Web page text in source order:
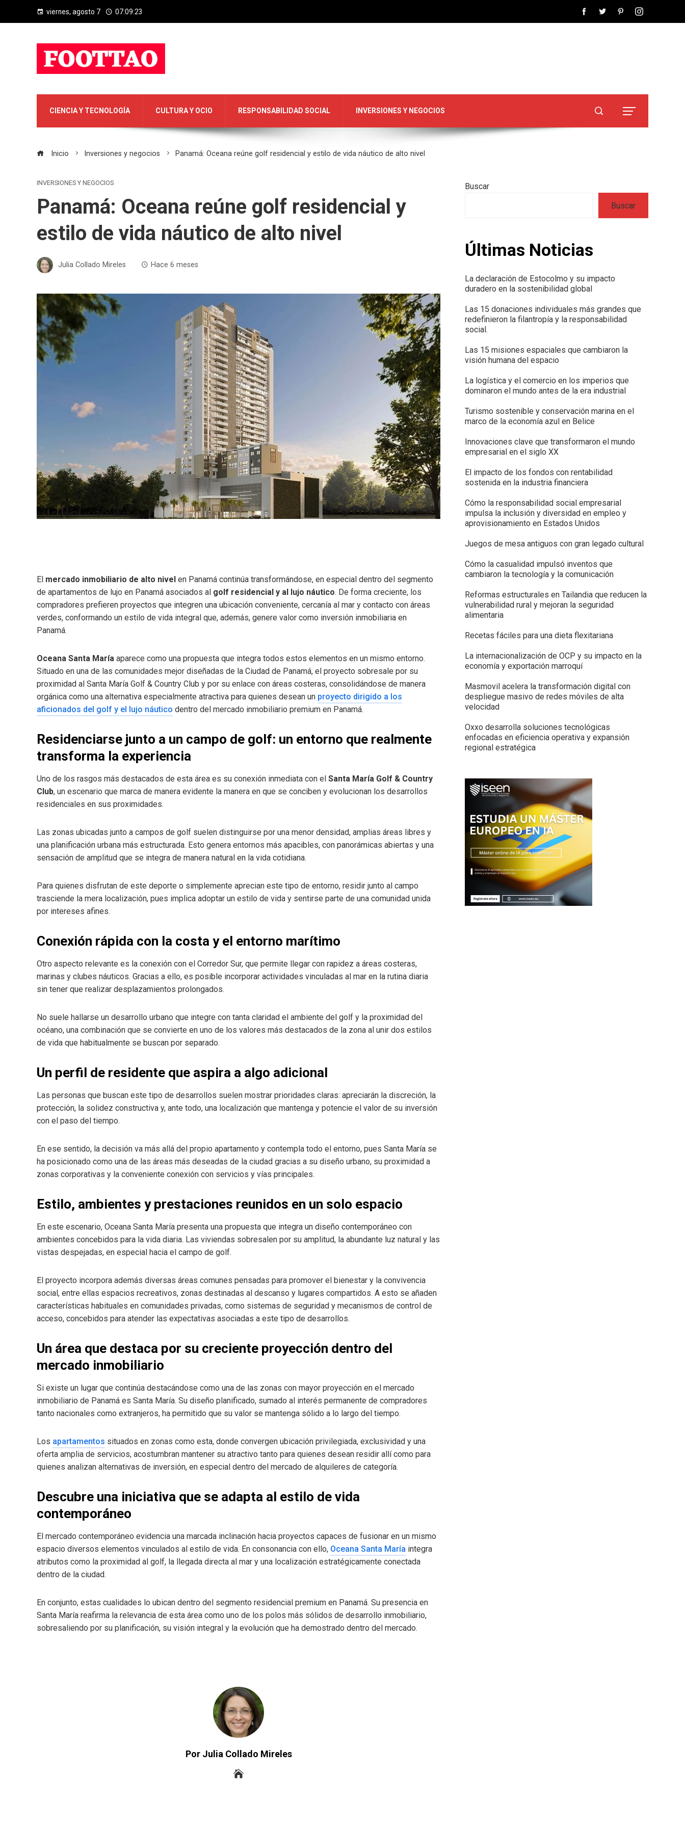
viernes, agosto 7 07:09:24
CIENCIA Y TECNOLOGÍA CULTURA Y OCIO RESPONSABILIDAD SOCIAL INVERSIONES Y NEGOCIOS
Inicio Inversiones y negocios Panamá: Oceana reúne golf residencial y estilo de vida náutico de alto nivel
INVERSIONES Y NEGOCIOS
Panamá: Oceana reúne golf residencial y
estilo de vida náutico de alto nivel
Julia Collado Mireles Hace 6 meses
El mercado inmobiliario de alto nivel en Panamá continúa transformándose, en especial dentro del segmento
de apartamentos de lujo en Panamá asociados al golf residencial y al lujo náutico. De forma creciente, los
compradores prefieren proyectos que integren una ubicación conveniente, cercanía al mar y contacto con áreas
verdes, conformando un estilo de vida integral que, además, genere valor como inversión inmobiliaria en
Panamá.
Oceana Santa María aparece como una propuesta que integra todos estos elementos en un mismo entorno.
Situado en una de las comunidades mejor diseñadas de la Ciudad de Panamá, el proyecto sobresale por su
proximidad al Santa María Golf & Country Club y por su enlace con áreas costeras, consolidándose de manera
orgánica como una alternativa especialmente atractiva para quienes desean un proyecto dirigido a los
aficionados del golf y el lujo náutico dentro del mercado inmobiliario premium en Panamá.
Residenciarse junto a un campo de golf: un entorno que realmente
transforma la experiencia
Uno de los rasgos más destacados de esta área es su conexión inmediata con el Santa María Golf & Country
Club, un escenario que marca de manera evidente la manera en que se conciben y evolucionan los desarrollos
residenciales en sus proximidades.
Las zonas ubicadas junto a campos de golf suelen distinguirse por una menor densidad, amplias áreas libres y
una planificación urbana más estructurada. Esto genera entornos más apacibles, con panorámicas abiertas y una
sensación de amplitud que se integra de manera natural en la vida cotidiana.
Para quienes disfrutan de este deporte o simplemente aprecian este tipo de entorno, residir junto al campo
trasciende la mera localización, pues implica adoptar un estilo de vida y sentirse parte de una comunidad unida
por intereses afines.
Conexión rápida con la costa y el entorno marítimo
Otro aspecto relevante es la conexión con el Corredor Sur, que permite llegar con rapidez a áreas costeras,
marinas y clubes náuticos. Gracias a ello, es posible incorporar actividades vinculadas al mar en la rutina diaria
sin tener que realizar desplazamientos prolongados.
No suele hallarse un desarrollo urbano que integre con tanta claridad el ambiente del golf y la proximidad del
océano, una combinación que se convierte en uno de los valores más destacados de la zona al unir dos estilos
de vida que habitualmente se buscan por separado.
Un perfil de residente que aspira a algo adicional
Las personas que buscan este tipo de desarrollos suelen mostrar prioridades claras: apreciarán la discreción, la
protección, la solidez constructiva y, ante todo, una localización que mantenga y potencie el valor de su inversión
con el paso del tiempo.
En ese sentido, la decisión va más allá del propio apartamento y contempla todo el entorno, pues Santa María se
ha posicionado como una de las áreas más deseadas de la ciudad gracias a su diseño urbano, su proximidad a
zonas corporativas y la conveniente conexión con servicios y vías principales.
Estilo, ambientes y prestaciones reunidos en un solo espacio
En este escenario, Oceana Santa María presenta una propuesta que integra un diseño contemporáneo con
ambientes concebidos para la vida diaria. Las viviendas sobresalen por su amplitud, la abundante luz natural y las
vistas despejadas, en especial hacia el campo de golf.
El proyecto incorpora además diversas áreas comunes pensadas para promover el bienestar y la convivencia
social, entre ellas espacios recreativos, zonas destinadas al descanso y lugares compartidos. A esto se añaden
características habituales en comunidades privadas, como sistemas de seguridad y mecanismos de control de
acceso, concebidos para atender las expectativas asociadas a este tipo de desarrollos.
Un área que destaca por su creciente proyección dentro del
mercado inmobiliario
Si existe un lugar que continúa destacándose como una de las zonas con mayor proyección en el mercado
inmobiliario de Panamá es Santa María. Su diseño planificado, sumado al interés permanente de compradores
tanto nacionales como extranjeros, ha permitido que su valor se mantenga sólido a lo largo del tiempo.
Los apartamentos situados en zonas como esta, donde convergen ubicación privilegiada, exclusividad y una
oferta amplia de servicios, acostumbran mantener su atractivo tanto para quienes desean residir allí como para
quienes analizan alternativas de inversión, en especial dentro del mercado de alquileres de categoría.
Descubre una iniciativa que se adapta al estilo de vida
contemporáneo
El mercado contemporáneo evidencia una marcada inclinación hacia proyectos capaces de fusionar en un mismo
espacio diversos elementos vinculados al estilo de vida. En consonancia con ello, Oceana Santa María integra
atributos como la proximidad al golf, la llegada directa al mar y una localización estratégicamente conectada
dentro de la ciudad.
En conjunto, estas cualidades lo ubican dentro del segmento residencial premium en Panamá. Su presencia en
Santa María reafirma la relevancia de esta área como uno de los polos más sólidos de desarrollo inmobiliario,
sobresaliendo por su planificación, su visión integral y la evolución que ha demostrado dentro del mercado.
Por Julia Collado Mireles
Buscar
Buscar
Últimas Noticias
La declaración de Estocolmo y su impacto
duradero en la sostenibilidad global
Las 15 donaciones individuales más grandes que
redefinieron la filantropía y la responsabilidad
social.
Las 15 misiones espaciales que cambiaron la
visión humana del espacio
La logística y el comercio en los imperios que
dominaron el mundo antes de la era industrial
Turismo sostenible y conservación marina en el
marco de la economía azul en Belice
Innovaciones clave que transformaron el mundo
empresarial en el siglo XX
El impacto de los fondos con rentabilidad
sostenida en la industria financiera
Cómo la responsabilidad social empresarial
impulsa la inclusión y diversidad en empleo y
aprovisionamiento en Estados Unidos
Juegos de mesa antiguos con gran legado cultural
Cómo la casualidad impulsó inventos que
cambiaron la tecnología y la comunicación
Reformas estructurales en Tailandia que reducen la
vulnerabilidad rural y mejoran la seguridad
alimentaria
Recetas fáciles para una dieta flexitariana
La internacionalización de OCP y su impacto en la
economía y exportación marroquí
Masmovil acelera la transformación digital con
despliegue masivo de redes móviles de alta
velocidad
Oxxo desarrolla soluciones tecnológicas
enfocadas en eficiencia operativa y expansión
regional estratégica